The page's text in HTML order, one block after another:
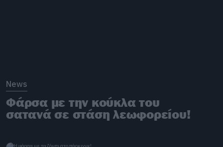
News
Φάρσα με την κούκλα του
σατανά σε στάση λεωφορείου!